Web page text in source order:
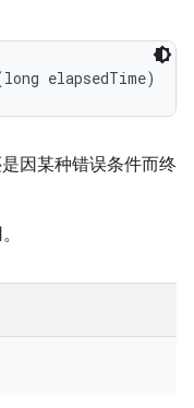
elapsedTime)
因某种错误条件而终